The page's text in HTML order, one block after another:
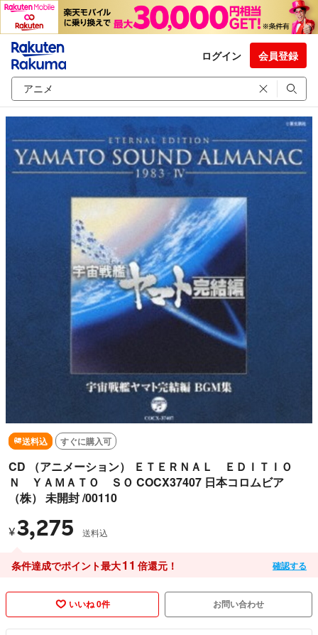
ログイン 会員登録
送料込 すぐに購入可
CD （アニメーション） ＥＴＥＲＮＡＬ ＥＤＩＴＩＯ
Ｎ ＹＡＭＡＴＯ ＳＯ COCX37407 日本コロムビア
（株） 未開封 /00110
¥3,275 送料込
条件達成でポイント最大11 倍還元！ 確認する
いいね 0件 お問い合わせ